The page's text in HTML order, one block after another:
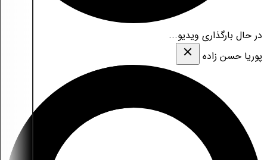
در حال بارگذاری ویدیو...
پوریا حسن زاده